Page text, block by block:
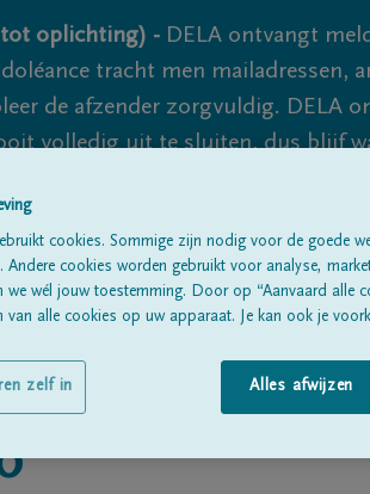
tot oplichting) - DELA ontvangt
tracht men mailadressen,
de afzender zorgvuldig. DELA
volledig uit te sluiten, dus blijf
Alle
cookies. Sommige zijn nodig voor de goede
Andere cookies worden gebruikt voor analyse,
we wél jouw toestemming. Door op “Aanvaard alle
van alle cookies op uw apparaat. Je kan ook je
Alles afwijzen
zelf in